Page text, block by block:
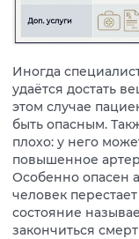
Иногда
удаётся достать
этом случае
быть опасным.
плохо: у него
повышенное
Особенно опасен
человек
состояние
закончиться